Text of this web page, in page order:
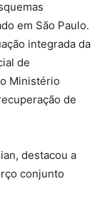
em São Paulo.
integrada da
de
Ministério
de
destacou a
conjunto